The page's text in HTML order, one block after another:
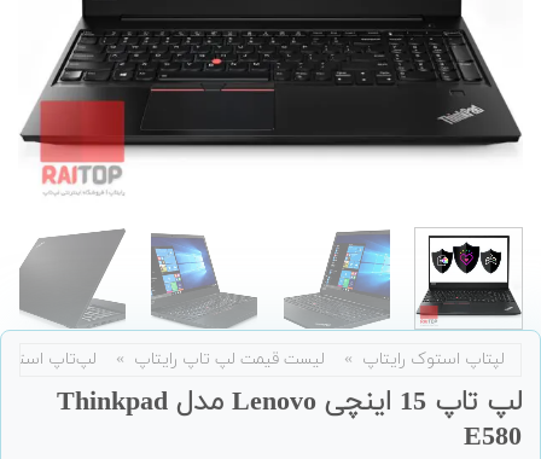
لپتاپ استوک رایتاپ » لیست قیمت لپ تاپ رایتاپ » لپ‌تاپ
لپ تاپ 15 اینچی Lenovo مدل Thinkpad
E580